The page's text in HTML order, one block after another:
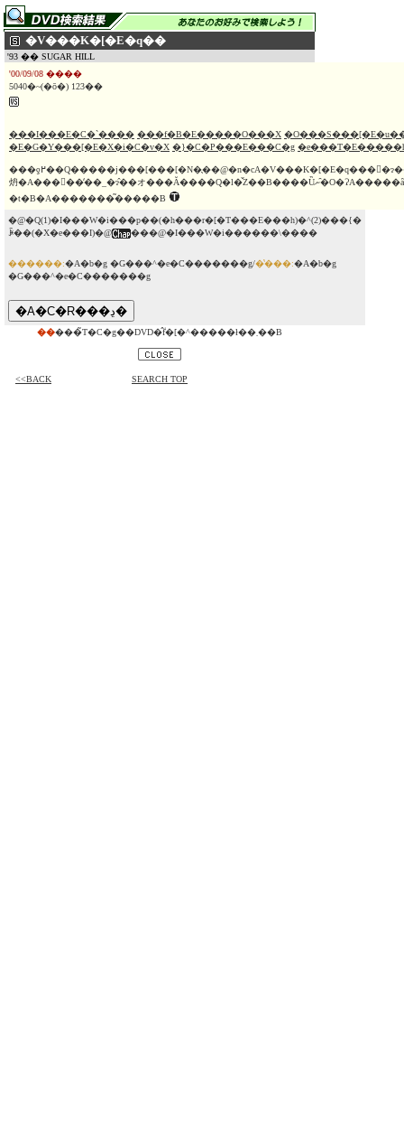
�V���K�[�E�q��
'93 �� SUGAR HILL
'00/09/08 ����
5040�~(�ō�) 123��
���I���E�C�`���� ���f�B�E�����O���X
�E�G�Y���[�E�X�i�C�v�X �}�C�P���E���C�g
���ƍ߂��Q�����j���[���[�N�̖��@�n�сA�V���K�[�E�q���𕑑�ɂ����M�����O�E�A�N�V�����B�V���K�[�E�q���ɐ��܂�
炿�A���򖧔��̒��_�ɂ̂��オ���Ă����Q�l�̌Z��B����Ȕނ�̑O�ɁA�����ȃC�^���A���E�}�t�B�A�ƃu���b�N�E�}
�t�B�A�������͂�����B
�@�Q(1)�I���W�i���p��(�h���r�[�T���E���h)�^(2)���{�
ꐁ��(�X�e���I)�@
���@�I���W�i������\����
������:�A�b�g �G���^�e�C�������g/�̔���:�A�b�g
�G���^�e�C�������g
�� ���̃T�C�g��DVD�̂݃f�[�^�����ł��܂��B
<<BACK SEARCH TOP